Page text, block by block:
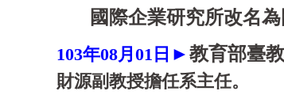
國際企業研究所改名為
103年08月01 日 ►教育部臺
財源副教授擔任系主任。